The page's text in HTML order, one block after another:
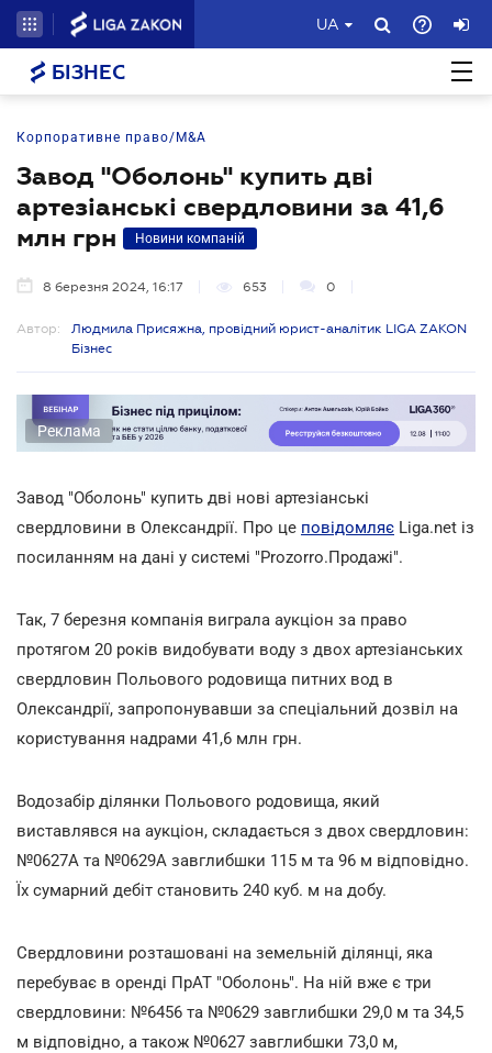
UA
БІЗНЕС
Корпоративне право/M&A
Завод "Оболонь" купить дві
артезіанські свердловини за 41,6
млн грн
Новини компаній
8 березня 2024, 16:17 653 0
Автор:
Людмила Присяжна, провідний юрист-аналітик LIGA ZAKON
Бізнес
Реклама
Завод "Оболонь" купить дві нові артезіанські
свердловини в Олександрії. Про це повідомляє Liga.net із
посиланням на дані у системі "Prozorro.Продажі".
Так, 7 березня компанія виграла аукціон за право
протягом 20 років видобувати воду з двох артезіанських
свердловин Польового родовища питних вод в
Олександрії, запропонувавши за спеціальний дозвіл на
користування надрами 41,6 млн грн.
Водозабір ділянки Польового родовища, який
виставлявся на аукціон, складається з двох свердловин:
№0627А та №0629А завглибшки 115 м та 96 м відповідно.
Їх сумарний дебіт становить 240 куб. м на добу.
Свердловини розташовані на земельній ділянці, яка
перебуває в оренді ПрАТ "Оболонь". На ній вже є три
свердловини: №6456 та №0629 завглибшки 29,0 м та 34,5
м відповідно, а також №0627 завглибшки 73,0 м,